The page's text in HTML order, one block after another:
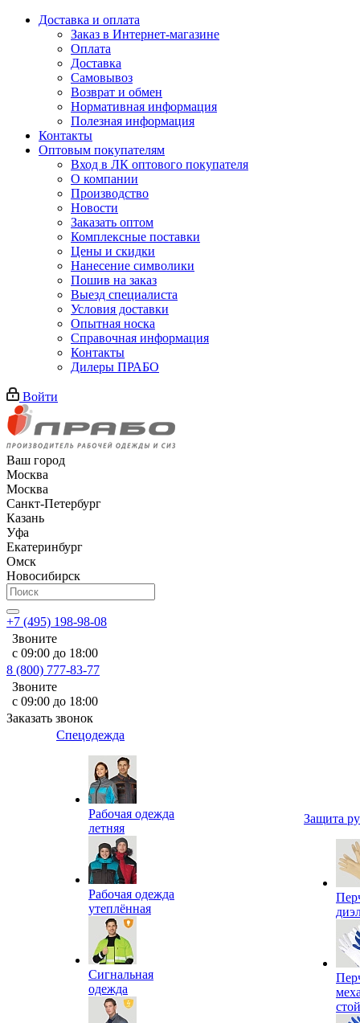
Доставка и оплата
Заказ в Интернет-магазине
Оплата
Доставка
Самовывоз
Возврат и обмен
Нормативная информация
Полезная информация
Контакты
Оптовым покупателям
Вход в ЛК оптового покупателя
О компании
Производство
Новости
Заказать оптом
Комплексные поставки
Цены и скидки
Нанесение символики
Пошив на заказ
Выезд специалиста
Условия доставки
Опытная носка
Справочная информация
Контакты
Дилеры ПРАБО
Войти
Ваш город
Москва
Москва
Санкт-Петербург
Казань
Уфа
Екатеринбург
Омск
Новосибирск
+7 (495) 198-98-08
Звоните
с 09:00 до 18:00
8 (800) 777-83-77
Звоните
с 09:00 до 18:00
Заказать звонок
Спецодежда
Рабочая одежда
летняя
Рабочая одежда
утеплённая
Сигнальная
одежда
Защита